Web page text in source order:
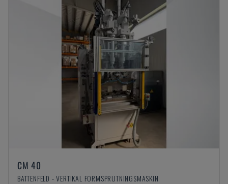
CM 40
BATTENFELD - VERTIKAL FORMSPRUTNINGSMASKIN